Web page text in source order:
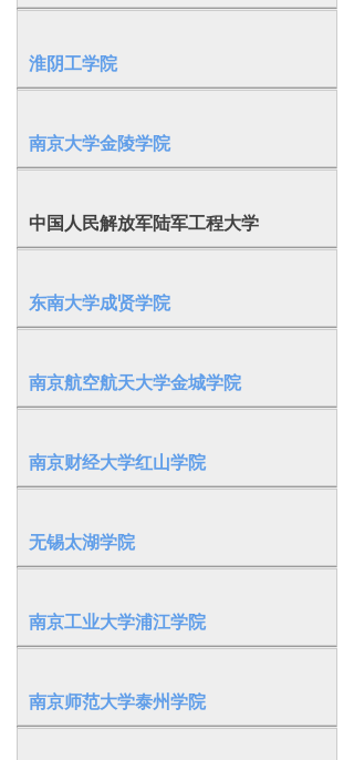
淮阴工学院
南京大学金陵学院
中国人民解放军陆军工程大学
东南大学成贤学院
南京航空航天大学金城学院
南京财经大学红山学院
无锡太湖学院
南京工业大学浦江学院
南京师范大学泰州学院